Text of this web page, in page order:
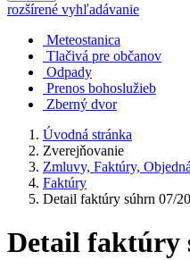
rozšírené vyhľadávanie
Meteostanica
Tlačivá pre občanov
Odpady
Prenos bohoslužieb
Zberný dvor
Úvodná stránka
Zverejňovanie
Zmluvy, Faktúry,
Faktúry
Detail faktúry súhrn 07/
Detail faktúry